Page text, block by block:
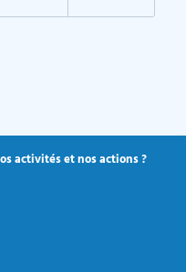
activités et nos actions ?